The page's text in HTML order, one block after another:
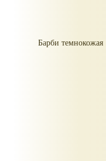
Барби темнокожая